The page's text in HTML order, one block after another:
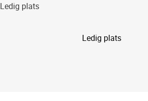
Ledig plats
Ledig plats